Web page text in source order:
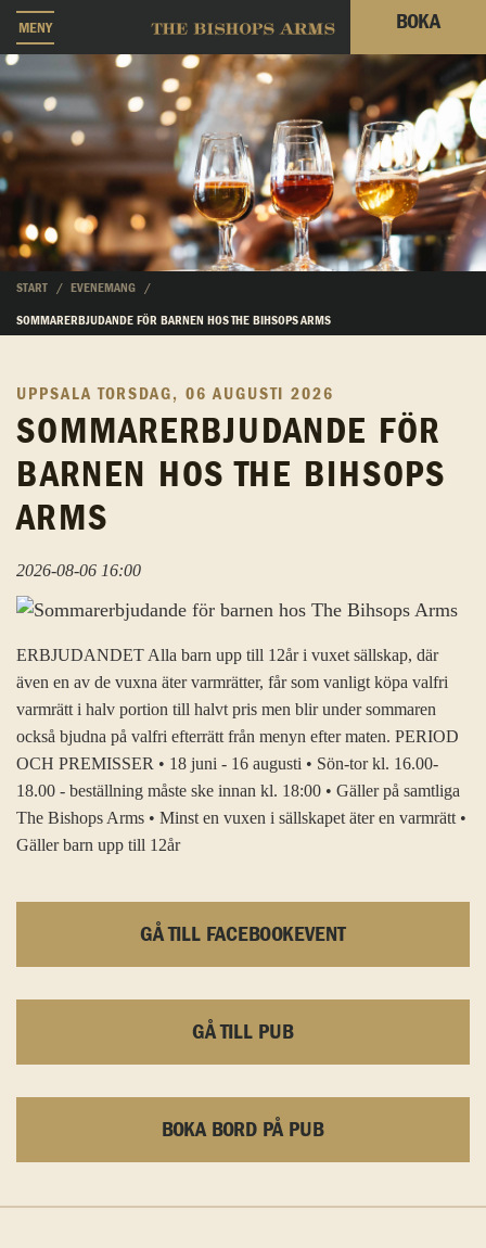
MENY BOKA
START EVENEMANG
SOMMARERBJUDANDE FÖR BARNEN HOS THE BIHSOPS ARMS
UPPSALA TORSDAG, 06 AUGUSTI 2026
SOMMARERBJUDANDE FÖR
BARNEN HOS THE BIHSOPS
ARMS
2026-08-06 16:00
ERBJUDANDET Alla barn upp till 12år i vuxet sällskap, där
även en av de vuxna äter varmrätter, får som vanligt köpa valfri
varmrätt i halv portion till halvt pris men blir under sommaren
också bjudna på valfri efterrätt från menyn efter maten. PERIOD
OCH PREMISSER • 18 juni - 16 augusti • Sön-tor kl. 16.00-
18.00 - beställning måste ske innan kl. 18:00 • Gäller på samtliga
The Bishops Arms • Minst en vuxen i sällskapet äter en varmrätt •
Gäller barn upp till 12år
GÅ TILL FACEBOOKEVENT
GÅ TILL PUB
BOKA BORD PÅ PUB